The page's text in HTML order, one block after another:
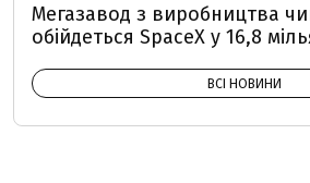
Мегазавод з виробництва
обійдеться SpaceX у 16,8
ВСІ НОВИНИ